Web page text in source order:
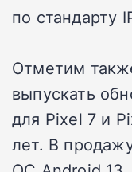
по стандарту
Отметим
выпускать
для Pixel 7 и
лет. В